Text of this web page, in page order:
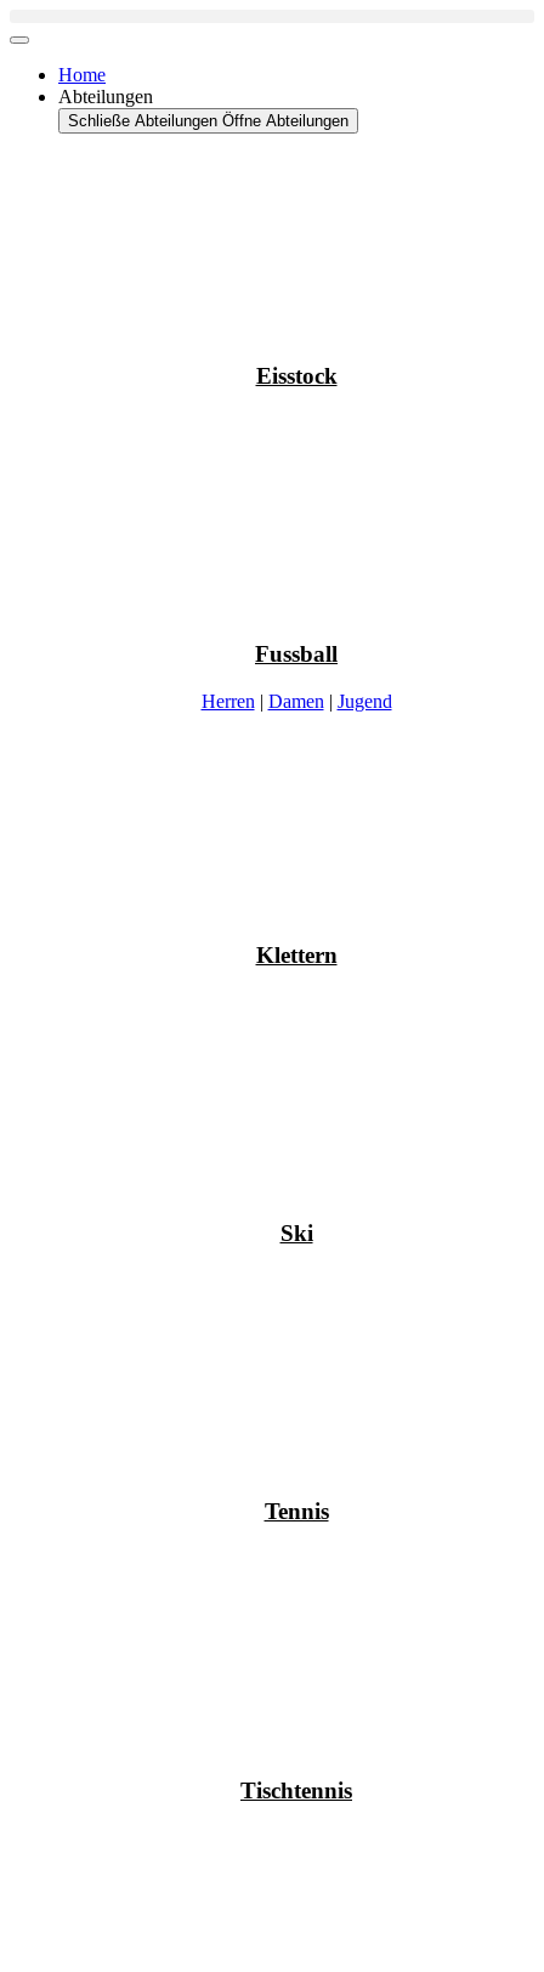
Inhalt
Home
Abteilungen
Schließe Abteilungen Öffne Abteilungen
Eisstock
Fussball
Herren | Damen | Jugend
Klettern
Ski
Tennis
Tischtennis